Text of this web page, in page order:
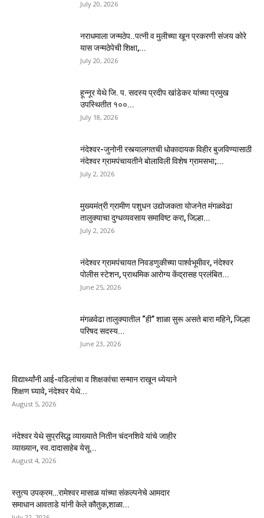
July 20, 2026
नराधमाला जन्मठेप..पत्नी व मुलीच्या खून प्रकरणी संजय कोरे
यास जन्मठेपेची शिक्षा,...
July 20, 2026
हून्नूर येथे जि. प. सदस्य प्रदीप खांडेकर यांच्या प्रमुख
उपस्थितीत १००...
July 18, 2026
नंदेश्वर-जुनोनी रस्त्यालगतची धोकादायक विहीर बुजविण्यासाठी
नंदेश्वर ग्रामपंचायतीने बोलाविली विशेष ग्रामसभा;...
July 2, 2026
मुख्यमंत्री ग्रामीण पशुधन उद्योजकता योजनेत मंगळवेढा
तालुक्याचा दुग्धव्यवसाय समाविष्ट करा, जिल्हा...
July 2, 2026
नंदेश्वर ग्रामपंचायत निवडणुकीच्या पार्श्वभूमीवर, नंदेश्वर
पोलीस स्टेशन, प्राथमिक आरोग्य केंद्रासह प्रलंबित...
June 25, 2026
मंगळवेढा तालुक्यातील “ही” शाळा सुरू असते बारा महिने, जिल्हा
परिषद सदस्य...
June 23, 2026
विद्यार्थ्यांनी आई-वडिलांचा व शिक्षकांचा सन्मान राखून ध्येयाने
शिक्षण घ्यावे, नंदेश्वर येथे...
August 5, 2026
नंदेश्वर येथे सुप्रसिद्ध व्याख्याते नितीन चंदनशिवे यांचे जाहीर
व्याख्यान, स्व.दादासाहेब येसू...
August 4, 2026
स्तुत्य उपक्रम…रामेश्वर मासाळ यांच्या संकल्पनेचे आमदार
समाधान आवताडे यांनी केले कौतुक,शाळा...